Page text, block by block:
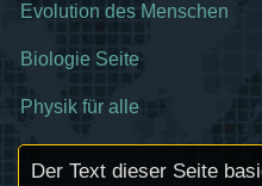
Evolution des Menschen
Biologie Seite
Physik für alle
Der Text dieser Seite